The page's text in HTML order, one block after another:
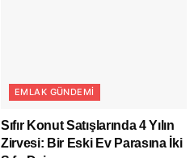
EMLAK GÜNDEMI
Sıfır Konut Satışlarında 4 Yılın
Zirvesi: Bir Eski Ev Parasına İki